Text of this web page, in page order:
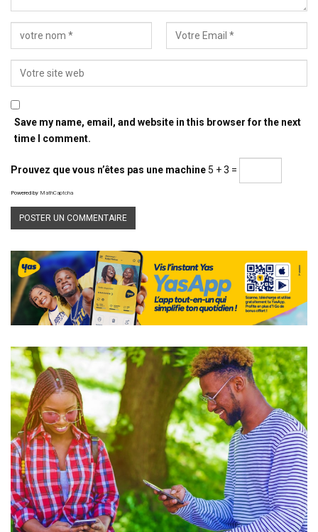
Save my name, email, and website in this browser for the next
time I comment.
Prouvez que vous n’êtes pas une machine 5 + 3 =
Powered by MathCaptcha